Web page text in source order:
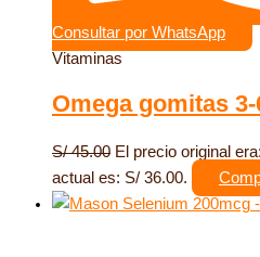
Consultar por WhatsApp
Vitaminas
Omega gomitas
S/45.00 El precio original
actual es: S/ 36.00.